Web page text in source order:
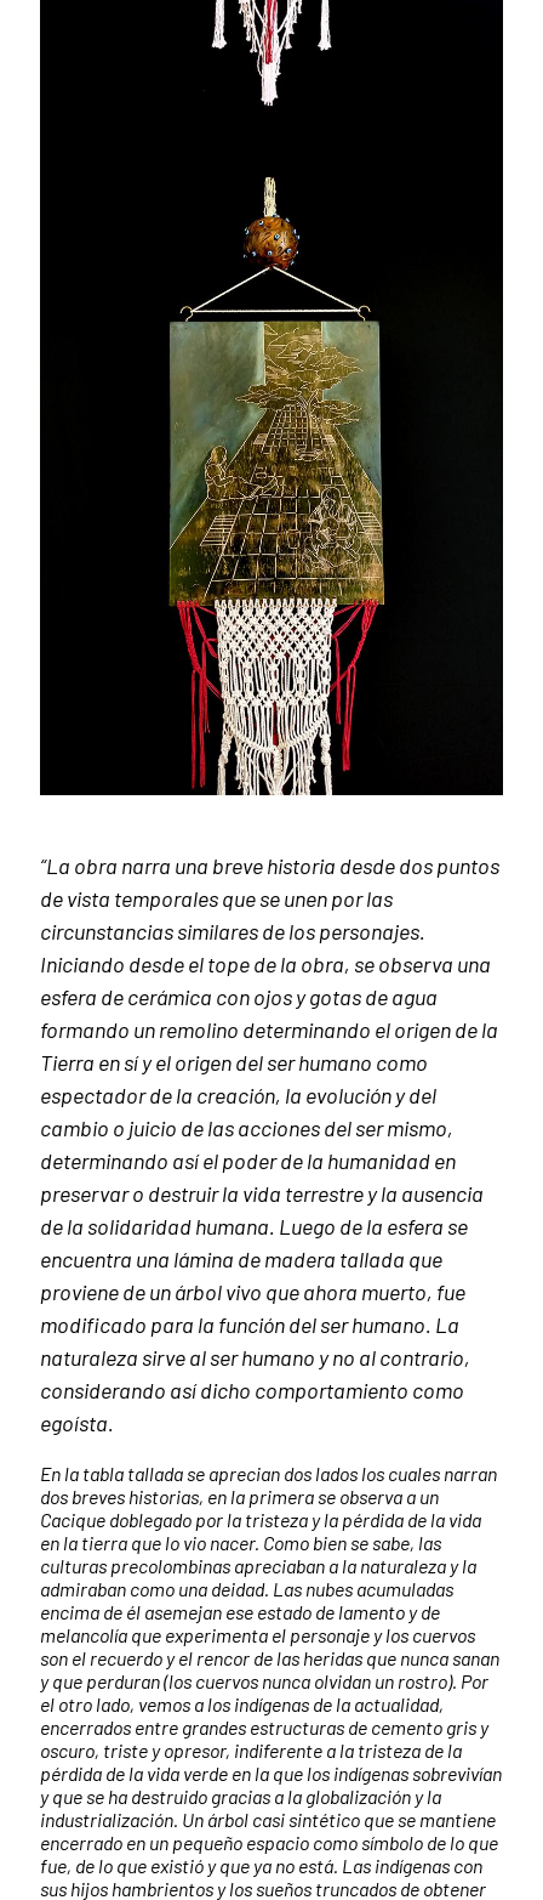
“La obra narra una breve historia desde dos puntos
de vista temporales que se unen por las
circunstancias similares de los personajes.
Iniciando desde el tope de la obra, se observa una
esfera de cerámica con ojos y gotas de agua
formando un remolino determinando el origen de la
Tierra en sí y el origen del ser humano como
espectador de la creación, la evolución y del
cambio o juicio de las acciones del ser mismo,
determinando así el poder de la humanidad en
preservar o destruir la vida terrestre y la ausencia
de la solidaridad humana. Luego de la esfera se
encuentra una lámina de madera tallada que
proviene de un árbol vivo que ahora muerto, fue
modificado para la función del ser humano. La
naturaleza sirve al ser humano y no al contrario,
considerando así dicho comportamiento como
egoísta.
En la tabla tallada se aprecian dos lados los cuales narran
dos breves historias, en la primera se observa a un
Cacique doblegado por la tristeza y la pérdida de la vida
en la tierra que lo vio nacer. Como bien se sabe, las
culturas precolombinas apreciaban a la naturaleza y la
admiraban como una deidad. Las nubes acumuladas
encima de él asemejan ese estado de lamento y de
melancolía que experimenta el personaje y los cuervos
son el recuerdo y el rencor de las heridas que nunca sanan
y que perduran (los cuervos nunca olvidan un rostro). Por
el otro lado, vemos a los indígenas de la actualidad,
encerrados entre grandes estructuras de cemento gris y
oscuro, triste y opresor, indiferente a la tristeza de la
pérdida de la vida verde en la que los indígenas sobrevivían
y que se ha destruido gracias a la globalización y la
industrialización. Un árbol casi sintético que se mantiene
encerrado en un pequeño espacio como símbolo de lo que
fue, de lo que existió y que ya no está. Las indígenas con
sus hijos hambrientos y los sueños truncados de obtener